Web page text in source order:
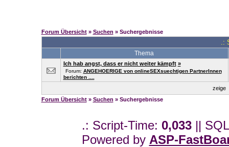
Forum Übersicht» Suchen » Suchergebnisse
.:
Thema
Ich hab angst, dass er nicht weiter kämpft »
Forum: ANGEHOERIGE von onlineSEXsuechtigen PartnerInnen
berichten ....
zeige
Forum Übersicht» Suchen » Suchergebnisse
.: Script-Time: 0,033||
Powered by ASP-